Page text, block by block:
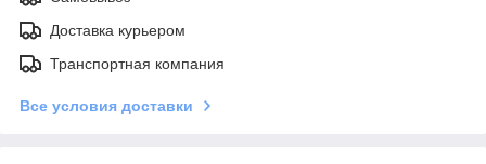
Доставка курьером
Транспортная компания
Все условия доставки